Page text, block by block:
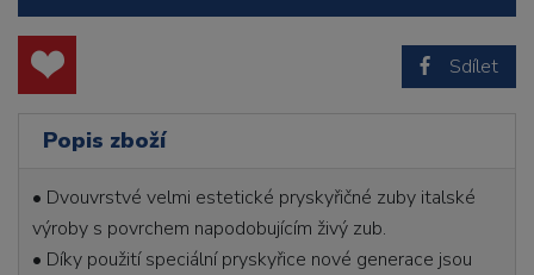
Sdílet
Popis zboží
• Dvouvrstvé velmi estetické pryskyřičné zuby italské
výroby s povrchem napodobujícím živý zub.
• Díky použití speciální pryskyřice nové generace jsou